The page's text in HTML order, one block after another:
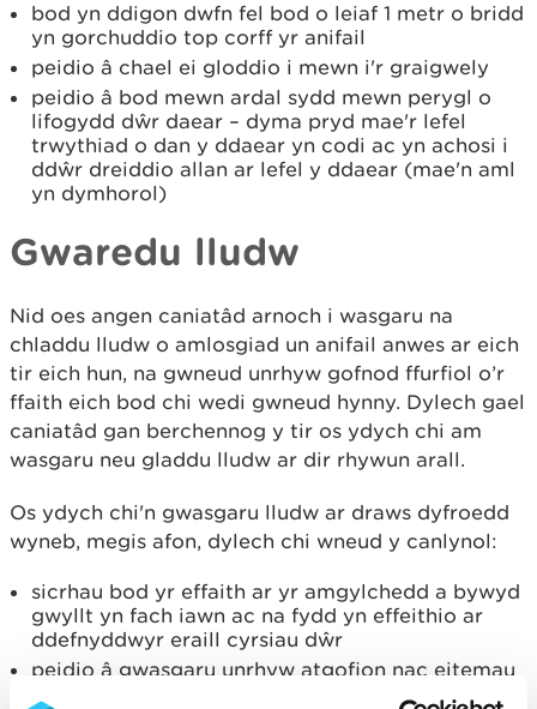
bod yn ddigon dwfn fel bod o leiaf 1 metr o bridd
yn gorchuddio top corff yr anifail
peidio â chael ei gloddio i mewn i'r graigwely
peidio â bod mewn ardal sydd mewn perygl o
lifogydd dŵr daear – dyma pryd mae'r lefel
trwythiad o dan y ddaear yn codi ac yn achosi i
ddŵr dreiddio allan ar lefel y ddaear (mae'n aml
yn dymhorol)
Gwaredu lludw
Nid oes angen caniatâd arnoch i wasgaru na
chladdu lludw o amlosgiad un anifail anwes ar eich
tir eich hun, na gwneud unrhyw gofnod ffurfiol o’r
ffaith eich bod chi wedi gwneud hynny. Dylech gael
caniatâd gan berchennog y tir os ydych chi am
wasgaru neu gladdu lludw ar dir rhywun arall.
Os ydych chi'n gwasgaru lludw ar draws dyfroedd
wyneb, megis afon, dylech chi wneud y canlynol:
sicrhau bod yr effaith ar yr amgylchedd a bywyd
gwyllt yn fach iawn ac na fydd yn effeithio ar
ddefnyddwyr eraill cyrsiau dŵr
peidio â gwasgaru unrhyw atgofion nac eitemau
eraill, gan y gallent niweidio'r amgylchedd a